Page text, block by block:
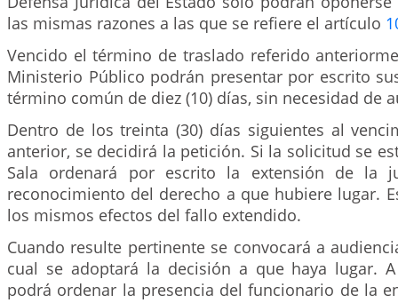
las mismas razones a las que se refiere el artículo
Vencido el término de traslado referido
Ministerio Público podrán presentar por escrito
término común de diez (10) días, sin necesidad de
Dentro de los treinta (30) días siguientes al
anterior, se decidirá la petición. Si la solicitud se
Sala ordenará por escrito la extensión de la
reconocimiento del derecho a que hubiere lugar.
los mismos efectos del fallo extendido.
Cuando resulte pertinente se convocará a
cual se adoptará la decisión a que haya lugar.
podrá ordenar la presencia del funcionario de la